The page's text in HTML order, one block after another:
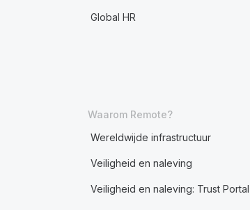
Global HR
Waarom Remote?
Wereldwijde infrastructuur
Veiligheid en naleving
Veiligheid en naleving: Trust Portal